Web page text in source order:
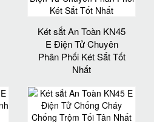
Két sắt An Toàn KN45
E Điện Tử Chuyên
Phân Phối Két Sắt Tốt
Nhất